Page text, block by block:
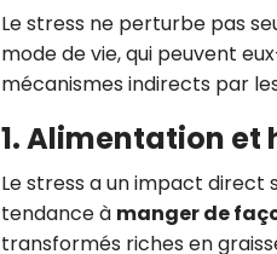
Le stress ne perturbe pas
mode de vie, qui peuvent
mécanismes indirects par
1. Alimentation
Le stress a un impact
tendance à manger de
transformés riches en